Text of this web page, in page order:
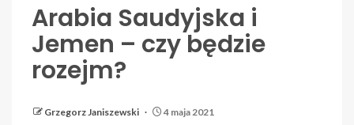
Arabia Saudyjska i
Jemen – czy będzie
rozejm?
Grzegorz Janiszewski 4 maja 2021